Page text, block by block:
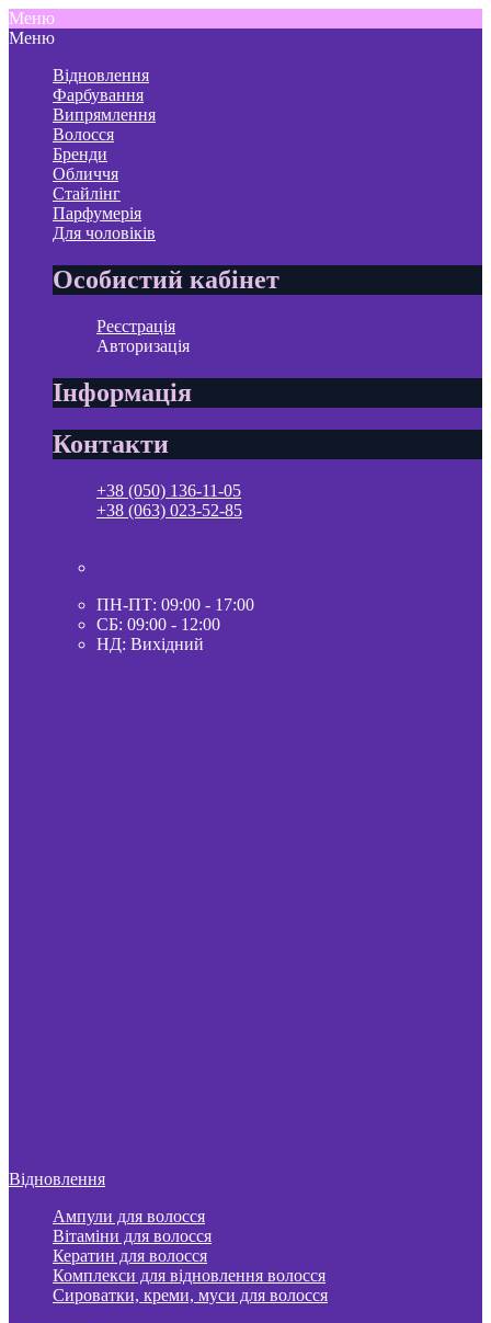
Меню
Меню
Відновлення
Фарбування
Випрямлення
Волосся
Бренди
Обличчя
Стайлінг
Парфумерія
Для чоловіків
Особистий кабінет
Реєстрація
Авторизація
Інформація
Контакти
+38 (050) 136-11-05
+38 (063) 023-52-85
ПН-ПТ: 09:00 - 17:00
СБ: 09:00 - 12:00
НД: Вихідний
Відновлення
Ампули для волосся
Вітаміни для волосся
Кератин для волосся
Комплекси для відновлення волосся
Сироватки, креми, муси для волосся